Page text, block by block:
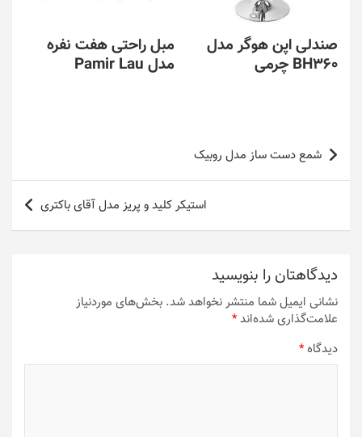
صندلی اپن هوگر مدل
BH360 چرمی
مبل راحتی هفت نفره
مدل Pamir Lau
راهبری
نوشته
شمع دست ساز مدل روبیک
استیکر کلید و پریز مدل آقای باکتری
دیدگاهتان را بنویسید
نشانی ایمیل شما منتشر نخواهد شد. بخش‌های موردنیاز
علامت‌گذاری شده‌اند*
دیدگاه*